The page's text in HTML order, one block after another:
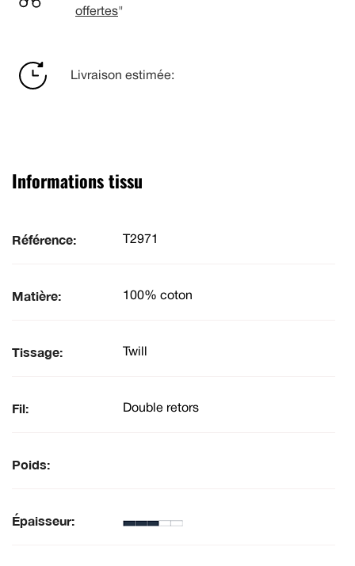
offertes"
Livraison estimée:
Informations tissu
Référence: T2971
Matière: 100% coton
Tissage: Twill
Fil: Double retors
Poids:
Épaisseur: